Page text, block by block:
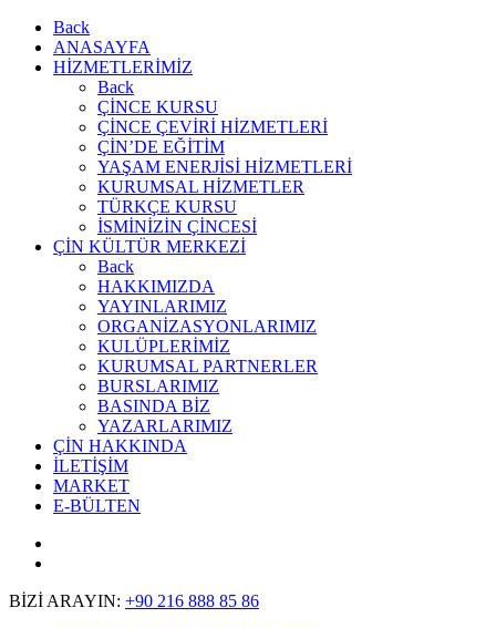
Back
ANASAYFA
HİZMETLERİMİZ
Back
ÇİNCE KURSU
ÇİNCE ÇEVİRİ HİZMETLERİ
ÇİN’DE EĞİTİM
YAŞAM ENERJİSİ HİZMETLERİ
KURUMSAL HİZMETLER
TÜRKÇE KURSU
İSMİNİZİN ÇİNCESİ
ÇİN KÜLTÜR MERKEZİ
Back
HAKKIMIZDA
YAYINLARIMIZ
ORGANİZASYONLARIMIZ
KULÜPLERİMİZ
KURUMSAL PARTNERLER
BURSLARIMIZ
BASINDA BİZ
YAZARLARIMIZ
ÇİN HAKKINDA
İLETİŞİM
MARKET
E-BÜLTEN
BİZİ ARAYIN: +90 216 888 85 86